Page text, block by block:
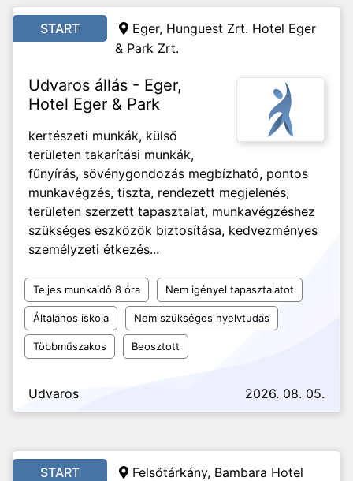
START
Eger, Hunguest Zrt. Hotel Eger
& Park Zrt.
Udvaros állás - Eger,
Hotel Eger & Park
kertészeti munkák, külső
területen takarítási munkák,
fűnyírás, sövénygondozás megbízható, pontos
munkavégzés, tiszta, rendezett megjelenés,
területen szerzett tapasztalat, munkavégzéshez
szükséges eszközök biztosítása, kedvezményes
személyzeti étkezés...
Teljes munkaidő 8 óra Nem igényel tapasztalatot
Általános iskola Nem szükséges nyelvtudás
Többműszakos Beosztott
Udvaros 2026. 08. 05.
START
Felsőtárkány, Bambara Hotel